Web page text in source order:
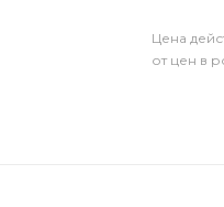
Цена
от цен в